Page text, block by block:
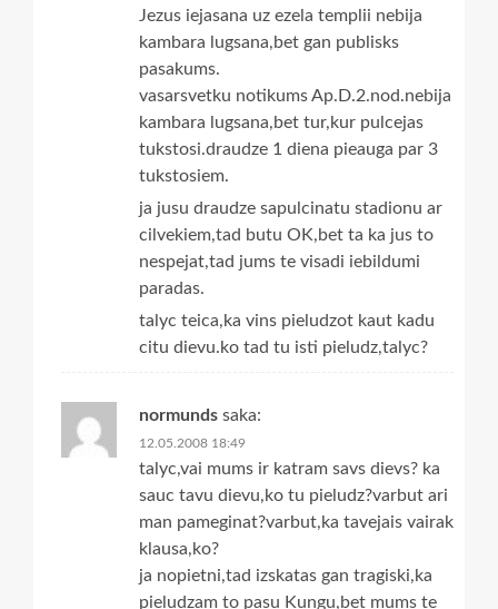
Jezus iejasana uz ezela templii nebija
kambara lugsana,bet gan publisks
pasakums.
vasarsvetku notikums Ap.D.2.nod.nebija
kambara lugsana,bet tur,kur pulcejas
tukstosi.draudze 1 diena pieauga par 3
tukstosiem.
ja jusu draudze sapulcinatu stadionu ar
cilvekiem,tad butu OK,bet ta ka jus to
nespejat,tad jums te visadi iebildumi
paradas.
talyc teica,ka vins pieludzot kaut kadu
citu dievu.ko tad tu isti pieludz,talyc?
normunds saka:
12.05.2008 18:49
talyc,vai mums ir katram savs dievs? ka
sauc tavu dievu,ko tu pieludz?varbut ari
man pameginat?varbut,ka tavejais vairak
klausa,ko?
ja nopietni,tad izskatas gan tragiski,ka
pieludzam to pasu Kungu,bet mums te